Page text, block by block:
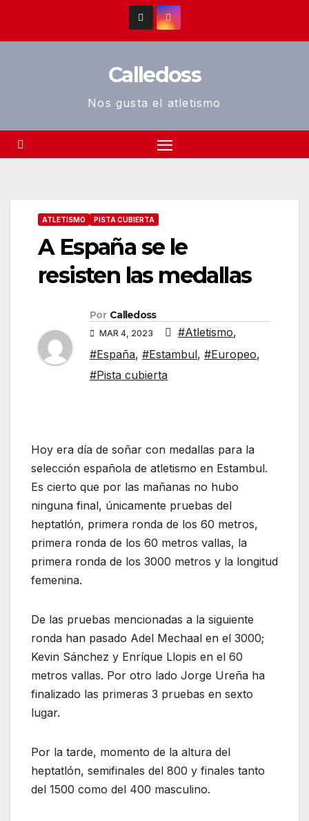
Calledoss
Nos gusta el atletismo
ATLETISMO PISTA CUBIERTA
A España se le
resisten las medallas
Por Calledoss
MAR 4, 2023 #Atletismo,
#España, #Estambul, #Europeo,
#Pista cubierta
Hoy era día de soñar con medallas para la
selección española de atletismo en Estambul.
Es cierto que por las mañanas no hubo
ninguna final, únicamente pruebas del
heptatlón, primera ronda de los 60 metros,
primera ronda de los 60 metros vallas, la
primera ronda de los 3000 metros y la longitud
femenina.
De las pruebas mencionadas a la siguiente
ronda han pasado Adel Mechaal en el 3000;
Kevin Sánchez y Enríque Llopis en el 60
metros vallas. Por otro lado Jorge Ureña ha
finalizado las primeras 3 pruebas en sexto
lugar.
Por la tarde, momento de la altura del
heptatlón, semifinales del 800 y finales tanto
del 1500 como del 400 masculino.